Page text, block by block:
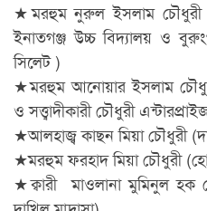
★মরহুম নুরুল ইসলাম চৌধুরী
ইনাতগঞ্জ উচ্চ বিদ্যালয় ও
সিলেট )
★মরহুম আনোয়ার ইসলাম
ও সত্ত্বাদীকারী চৌধুরী
★আলহাজ্ব কাছন মিয়া চৌধুরী
★মরহুম ফরহাদ মিয়া চৌধুরী
★ক্বারী মাওলানা মুমিনুল হক